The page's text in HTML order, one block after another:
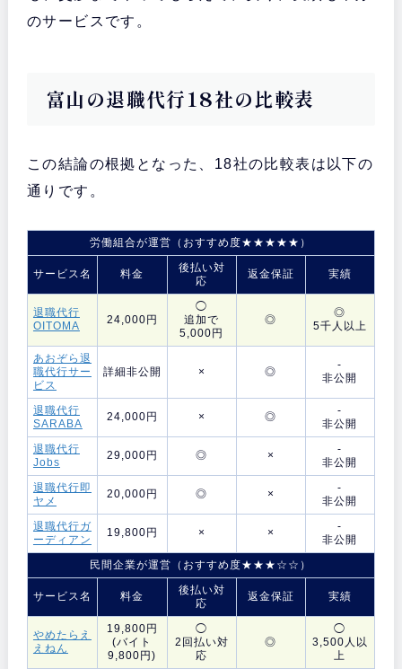
のサービスです。
富山の退職代行18社の比較表
この結論の根拠となった、18社の比較表は以下の
通りです。
労働組合が運営（おすすめ度★★★★★）
サービス名 料金
後払い対
応
返金保証 実績
退職代行
OITOMA
24,000円
◯
追加で
5,000円
◎
◎
5千人以上
あおぞら退
職代行サー
ビス
詳細非公開 × ◎
-
非公開
退職代行
SARABA
24,000円 × ◎
-
非公開
退職代行
Jobs
29,000円 ◎ ×
-
非公開
退職代行即
ヤメ
20,000円 ◎ ×
-
非公開
退職代行ガ
ーディアン
19,800円 × ×
-
非公開
民間企業が運営（おすすめ度★★★☆☆）
サービス名 料金
後払い対
応
返金保証 実績
やめたらえ
えねん
19,800円
(バイト
9,800円)
◯
2回払い対
応
◎
◯
3,500人以
上